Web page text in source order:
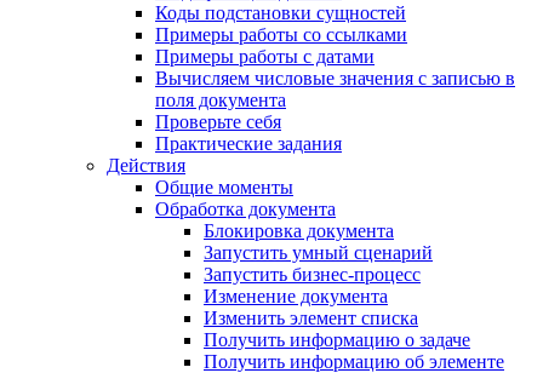
Коды подстановки сущностей
Примеры работы со ссылками
Примеры работы с датами
Вычисляем числовые значения с записью в
поля документа
Проверьте себя
Практические задания
Действия
Общие моменты
Обработка документа
Блокировка документа
Запустить умный сценарий
Запустить бизнес-процесс
Изменение документа
Изменить элемент списка
Получить информацию о задаче
Получить информацию об элементе